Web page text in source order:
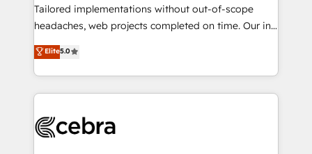
Integrations: Connect HubSpot with your tech stack
for better adoption. 🔹 Custom Solutions: Build
SOC 2 Type II and ISO 27001 certified, reinforcing
our commitment to data security and compliance. At
Tailored implementations without out-of-scope
headaches, web projects completed on time. Our in-
house team of certified CRM architects, experts,
developers, designers, and marketers handles all
aspects of your HubSpot. ✨ 400+ global clients ✨
100+ seamless migrations from 15+ different CRMs
implementations, and 5,000+ pages ✨ CS: Clients
Elite5.0